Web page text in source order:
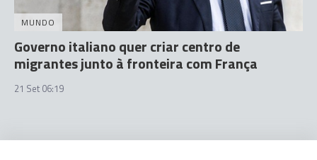
MUNDO
Governo italiano quer criar centro de
migrantes junto à fronteira com França
21 Set 06:19